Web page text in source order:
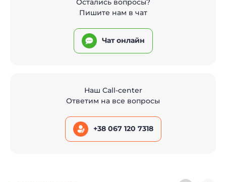
Остались вопросы?
Пишите нам в чат
Чат онлайн
Наш Call-center
Ответим на все вопросы
+38 067 120 7318